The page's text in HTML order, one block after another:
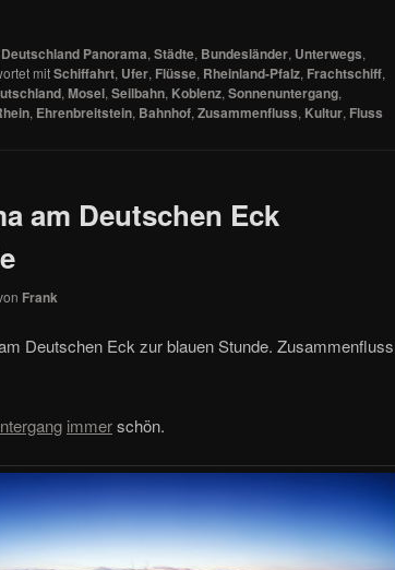
Deutschland Panorama, Städte, Bundesländer, Unterwegs,
mitSchiffahrt, Ufer, Flüsse, Rheinland-Pfalz, Frachtschiff,
, Mosel, Seilbahn, Koblenz, Sonnenuntergang,
, Ehrenbreitstein, Bahnhof, Zusammenfluss, Kultur, Fluss
am Deutschen Eck
Frank
Deutschen Eck zur blauen Stunde. Zusammenfluss
immerschön.